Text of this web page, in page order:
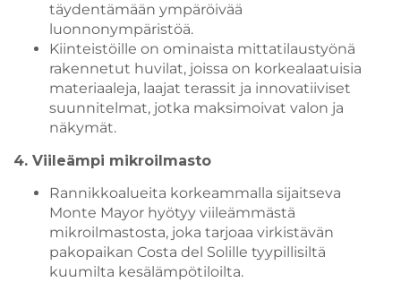
täydentämään ympäröivää
luonnonympäristöä.
Kiinteistöille on ominaista mittatilaustyönä
rakennetut huvilat, joissa on korkealaatuisia
materiaaleja, laajat terassit ja innovatiiviset
suunnitelmat, jotka maksimoivat valon ja
näkymät.
4. Viileämpi mikroilmasto
Rannikkoalueita korkeammalla sijaitseva
Monte Mayor hyötyy viileämmästä
mikroilmastosta, joka tarjoaa virkistävän
pakopaikan Costa del Solille tyypillisiltä
kuumilta kesälämpötiloilta.